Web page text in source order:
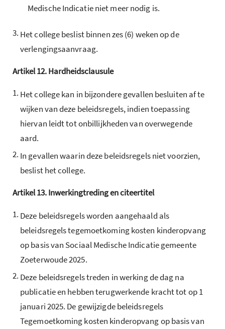
Medische Indicatie niet meer nodig is.
3. Het college beslist binnen zes (6) weken op de
verlengingsaanvraag.
Artikel12.Hardheidsclausule
1. Het college kan in bijzondere gevallen besluiten af te
wijken van deze beleidsregels, indien toepassing
hiervan leidt tot onbillijkheden van overwegende
aard.
2. In gevallen waarin deze beleidsregels niet voorzien,
beslist het college.
Artikel13.Inwerkingtreding en citeertitel
1. Deze beleidsregels worden aangehaald als
beleidsregels tegemoetkoming kosten kinderopvang
op basis van Sociaal Medische Indicatie gemeente
Zoeterwoude 2025.
2. Deze beleidsregels treden in werking de dag na
publicatie en hebben terugwerkende kracht tot op 1
januari 2025. De gewijzigde beleidsregels
Tegemoetkoming kosten kinderopvang op basis van